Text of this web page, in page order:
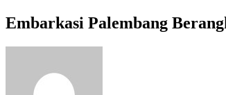
Embarkasi Palembang